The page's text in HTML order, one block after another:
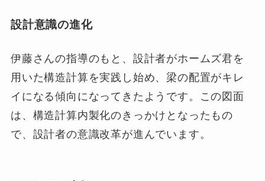
設計意識の進化
伊藤さんの指導のもと、設計者がホームズ君を
用いた構造計算を実践し始め、梁の配置がキレ
イになる傾向になってきたようです。この図面
は、構造計算内製化のきっかけとなったもの
で、設計者の意識改革が進んでいます。